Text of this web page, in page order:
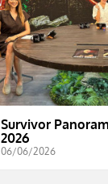
Survivor
2026
06/06/2026